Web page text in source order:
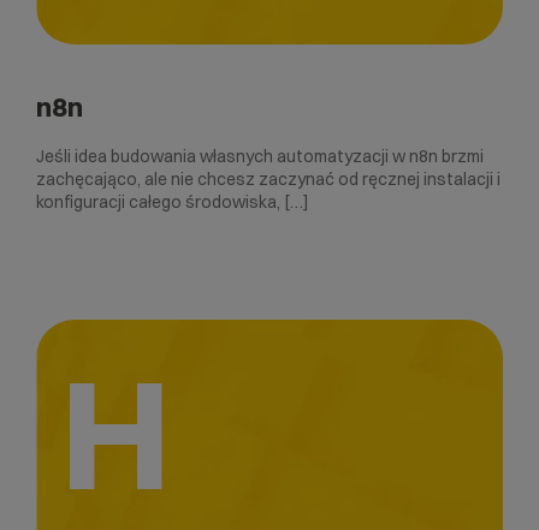
n8n
Jeśli idea budowania własnych automatyzacji w n8n brzmi
zachęcająco, ale nie chcesz zaczynać od ręcznej instalacji i
konfiguracji całego środowiska, […]
H